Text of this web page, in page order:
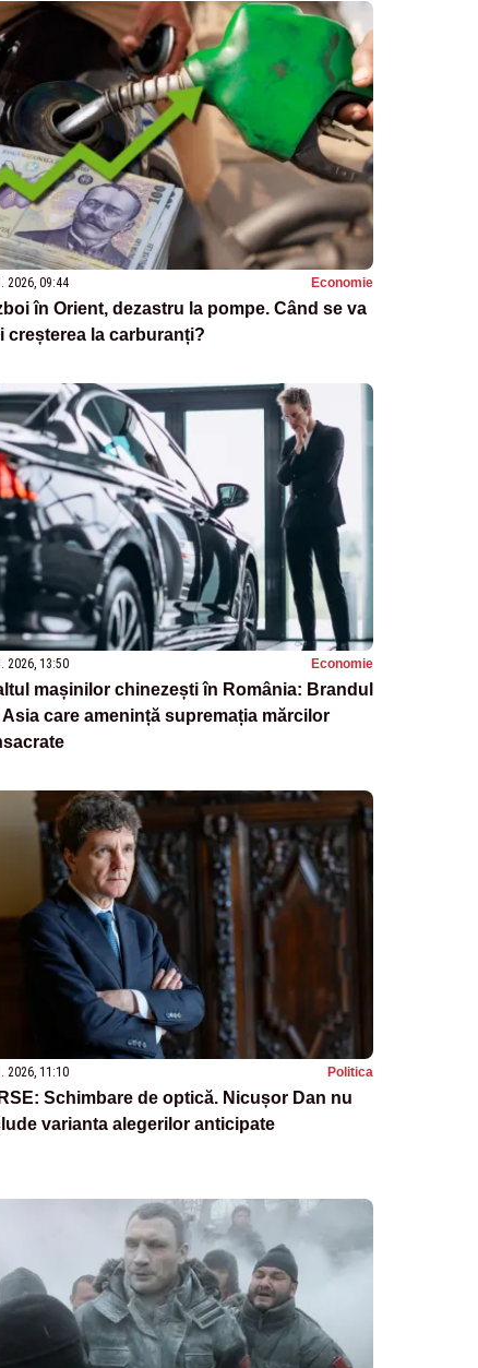
2026, 09:44 Economie
în Orient, dezastru la pompe. Când se va
creșterea la carburanți?
2026, 13:50 Economie
mașinilor chinezești în România: Brandul
care amenință supremația mărcilor
2026, 11:10 Politica
Schimbare de optică. Nicușor Dan nu
varianta alegerilor anticipate